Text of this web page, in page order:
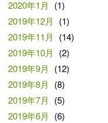
2020年1月
(1)
2019年12月
(1)
2019年11月
(14)
2019年10月
(2)
2019年9月
(12)
2019年8月
(8)
2019年7月
(5)
2019年6月
(6)